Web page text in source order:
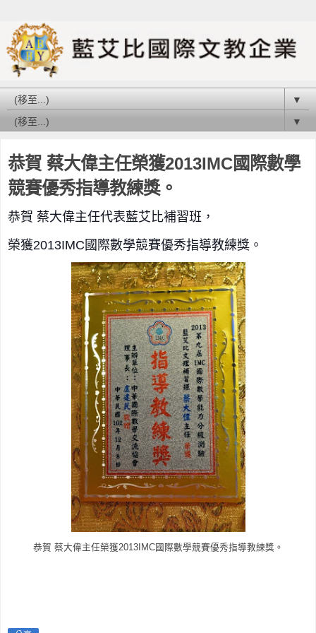
▼
▼
恭賀 蔡大偉主任榮獲2013IMC國際數學
競賽優秀指導教練獎。
恭賀 蔡大偉主任代表藍艾比補習班，
榮獲2013IMC國際數學競賽優秀指導教練獎。
恭賀 蔡大偉主任榮獲2013IMC國際數學競賽優秀指導教練獎。